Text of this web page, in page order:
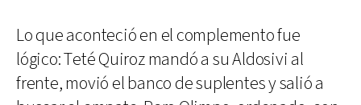
Lo que aconteció en el complemento fue
lógico: Teté Quiroz mandó a su Aldosivi al
frente, movió el banco de suplentes y salió a